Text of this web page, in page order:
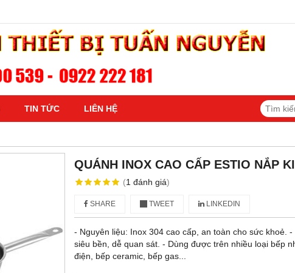
TIN TỨC LIÊN HỆ
QUÁNH INOX CAO CẤP ESTIO NẮP
(1 đánh giá)
SHARE TWEET LINKEDIN
- Nguyên liệu: Inox 304 cao cấp, an toàn cho sức khoẻ.
siêu bền, dễ quan sát. - Dùng được trên nhiều loại bếp
điện, bếp ceramic, bếp gas...